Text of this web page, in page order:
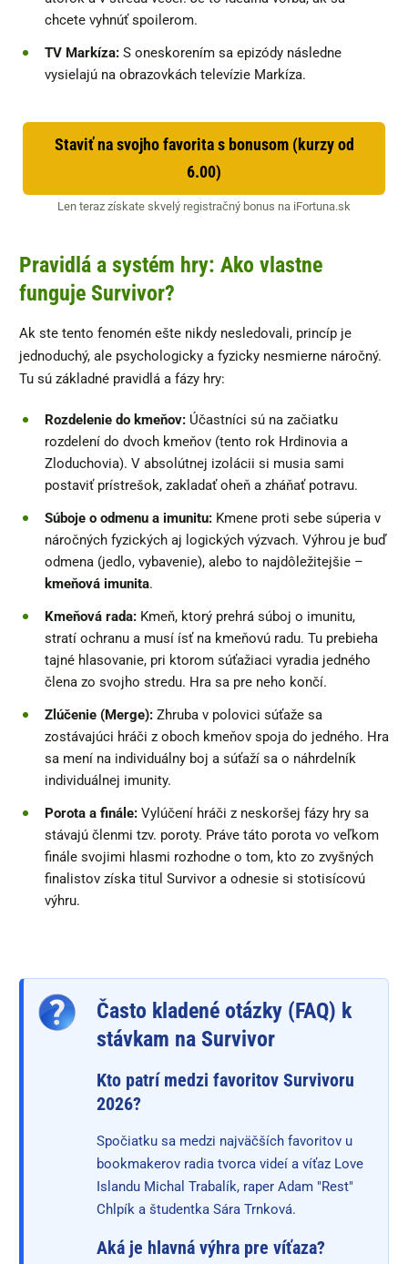
chcete vyhnúť spoilerom.
TV Markíza: S oneskorením sa epizódy následne
vysielajú na obrazovkách televízie Markíza.
Staviť na svojho favorita s bonusom (kurzy od
6.00)
Len teraz získate skvelý registračný bonus na iFortuna.sk
Pravidlá a systém hry: Ako vlastne
funguje Survivor?
Ak ste tento fenomén ešte nikdy nesledovali, princíp je
jednoduchý, ale psychologicky a fyzicky nesmierne náročný.
Tu sú základné pravidlá a fázy hry:
Rozdelenie do kmeňov: Účastníci sú na začiatku
rozdelení do dvoch kmeňov (tento rok Hrdinovia a
Zloduchovia). V absolútnej izolácii si musia sami
postaviť prístrešok, zakladať oheň a zháňať potravu.
Súboje o odmenu a imunitu: Kmene proti sebe súperia v
náročných fyzických aj logických výzvach. Výhrou je buď
odmena (jedlo, vybavenie), alebo to najdôležitejšie –
kmeňová imunita.
Kmeňová rada: Kmeň, ktorý prehrá súboj o imunitu,
stratí ochranu a musí ísť na kmeňovú radu. Tu prebieha
tajné hlasovanie, pri ktorom súťažiaci vyradia jedného
člena zo svojho stredu. Hra sa pre neho končí.
Zlúčenie (Merge): Zhruba v polovici súťaže sa
zostávajúci hráči z oboch kmeňov spoja do jedného. Hra
sa mení na individuálny boj a súťaží sa o náhrdelník
individuálnej imunity.
Porota a finále: Vylúčení hráči z neskoršej fázy hry sa
stávajú členmi tzv. poroty. Práve táto porota vo veľkom
finále svojimi hlasmi rozhodne o tom, kto zo zvyšných
finalistov získa titul Survivor a odnesie si stotisícovú
výhru.
Často kladené otázky (FAQ) k
stávkam na Survivor
Kto patrí medzi favoritov Survivoru
2026?
Spočiatku sa medzi najväčších favoritov u
bookmakerov radia tvorca videí a víťaz Love
Islandu Michal Trabalík, raper Adam "Rest"
Chlpík a študentka Sára Trnková.
Aká je hlavná výhra pre víťaza?